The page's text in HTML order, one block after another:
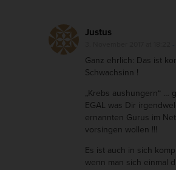
Justus
Ganz ehrlich: Das ist
Schwachsinn !
„Krebs aushungern“ …
EGAL was Dir
ernannten Gurus im
vorsingen wollen !!!
Es ist auch in sich
wenn man sich einmal